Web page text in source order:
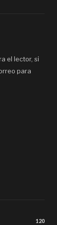
el lector, si
para
120